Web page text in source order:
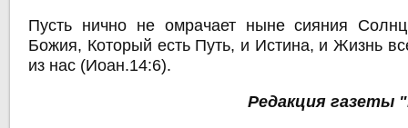
Пусть нично не омрачает ныне сияния
Божия, Который есть Путь, и Истина, и Жизнь
из нас (Иоан.14:6).
Редакция газеты